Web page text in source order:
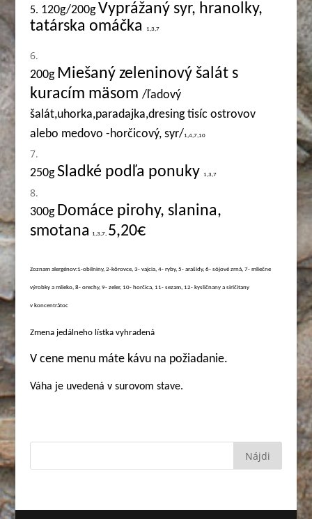
5. 120g/200gVyprážaný syr, hranolky,
tatárska omáčka
1,3,7
200g Miešaný zeleninový šalát s
kuracím mäsom /ľadový
šalát,uhorka,paradajka,dresing tisíc ostrovov
alebo medovo -horčicový, syr/1,4,7,10
250g Sladké podľa ponuky 1,3,7
300g Domáce pirohy, slanina,
smotana
1,3,7, 5,20€
Zoznam alergénov:1-obilniny, 2-kôrovce, 3- vajcia, 4- ryby, 5- arašidy, 6- sójové zrná, 7- mliečne
výrobky a mlieko, 8- orechy, 9- zeler, 10- horčica, 11- sezam, 12- kysličnany a siričitany
v koncentrátoc
Zmena jedálneho lístka vyhradená
V cene menu máte kávu na požiadanie.
Váha je uvedená v surovom stave.